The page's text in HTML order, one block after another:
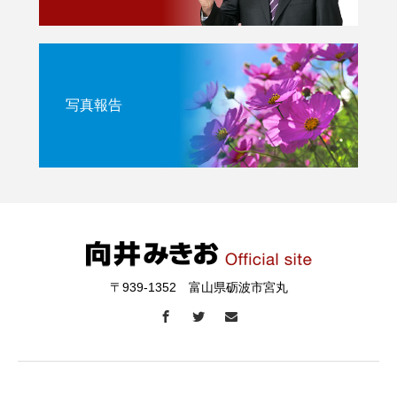
写真報告
〒939-1352 富山県砺波市宮丸